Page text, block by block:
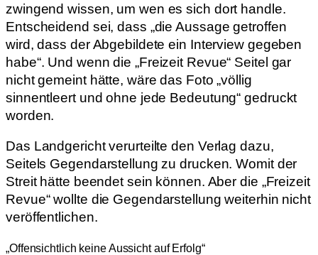
zwingend wissen, um wen es sich dort handle.
Entscheidend sei, dass „die Aussage getroffen
wird, dass der Abgebildete ein Interview gegeben
habe“. Und wenn die „Freizeit Revue“ Seitel gar
nicht gemeint hätte, wäre das Foto „völlig
sinnentleert und ohne jede Bedeutung“ gedruckt
worden.
Das Landgericht verurteilte den Verlag dazu,
Seitels Gegendarstellung zu drucken. Womit der
Streit hätte beendet sein können. Aber die „Freizeit
Revue“ wollte die Gegendarstellung weiterhin nicht
veröffentlichen.
„Offensichtlich keine Aussicht auf Erfolg“